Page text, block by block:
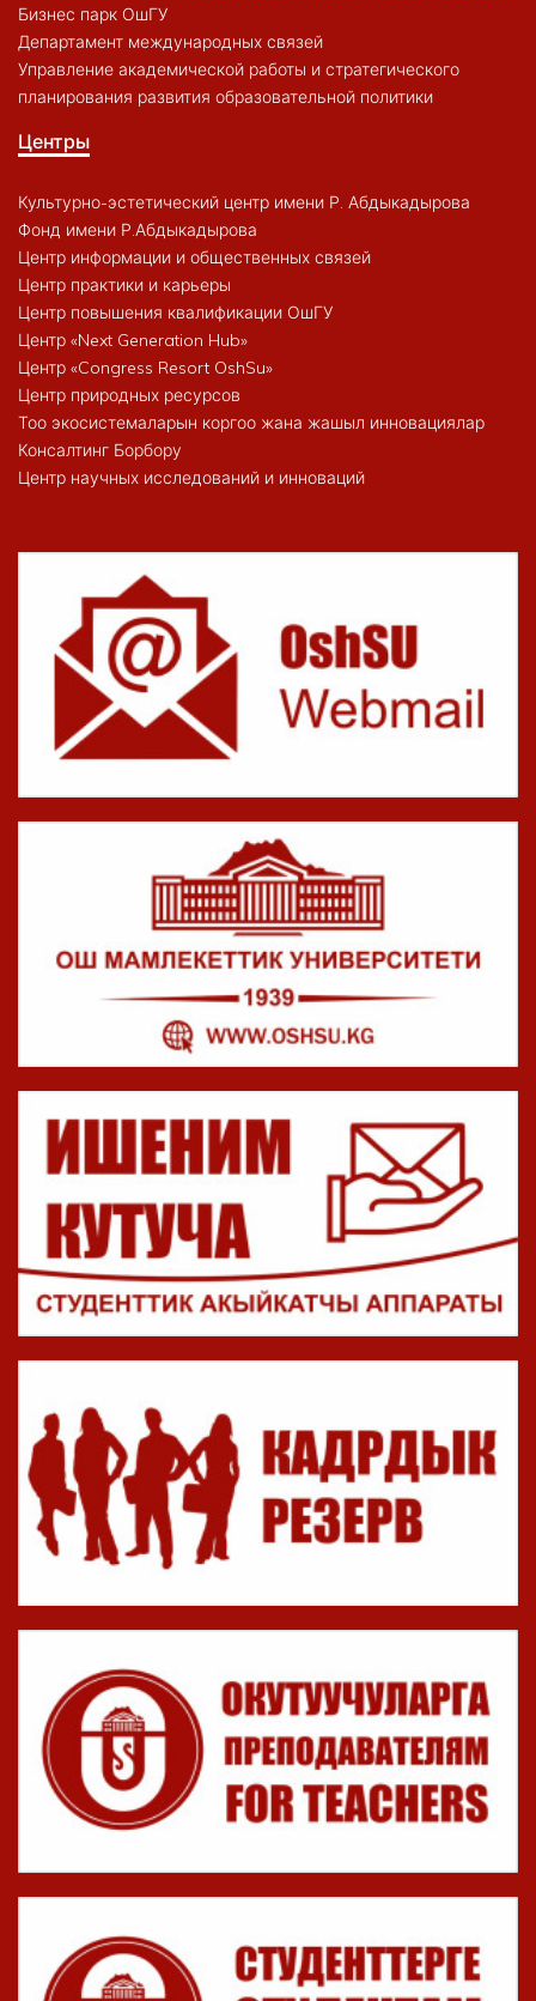
Бизнес парк ОшГУ
Департамент международных связей
Управление академической работы и стратегического
планирования развития образовательной политики
Центры
Культурно-эстетический центр имени Р. Абдыкадырова
Фонд имени Р.Абдыкадырова
Центр информации и общественных связей
Центр практики и карьеры
Центр повышения квалификации ОшГУ
Центр «Next Generation Hub»
Центр «Congress Resort OshSu»
Центр природных ресурсов
Тоо экосистемаларын коргоо жана жашыл инновациялар
Консалтинг Борбору
Центр научных исследований и инноваций